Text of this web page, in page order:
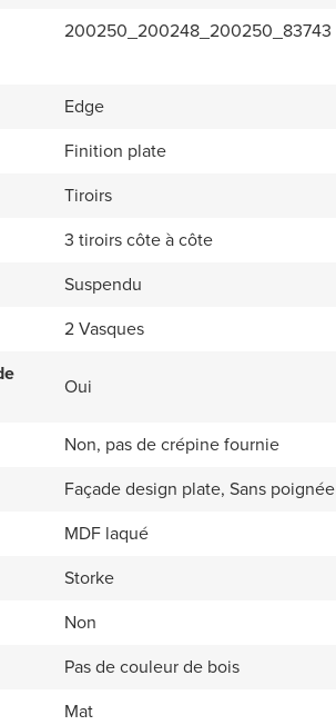
200250_200248_200250_83743
Edge
Finition plate
Tiroirs
3 tiroirs côte à côte
Suspendu
2 Vasques
Oui
Non, pas de crépine fournie
Façade design plate, Sans poignée
MDF laqué
Storke
Non
Pas de couleur de bois
Mat